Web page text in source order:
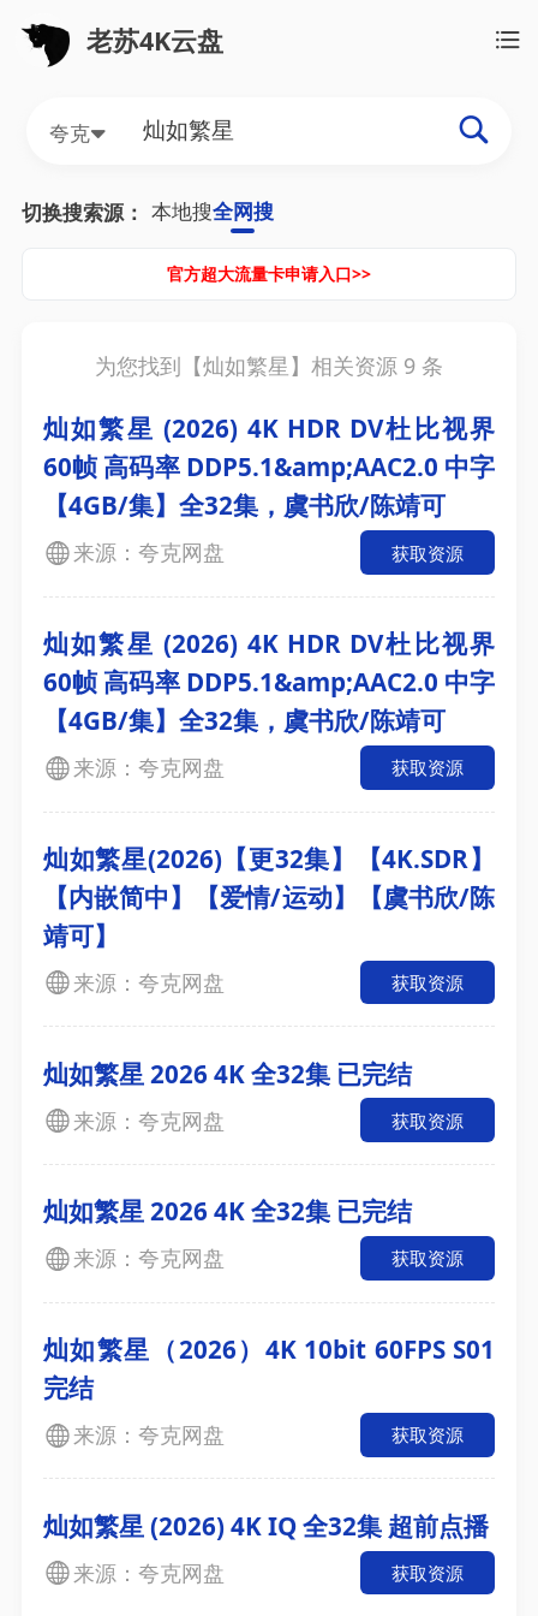
老苏4K云盘
夸克
切换搜索源： 本地搜全网搜
官方超大流量卡申请入口>>
为您找到【灿如繁星】相关资源 9 条
灿如繁星‎ (2026) 4K HDR DV杜比视界
60帧 高码率 DDP5.1&amp;AAC2.0 中字
【4GB/集】全32集，虞书欣/陈靖可
来源：夸克网盘 获取资源
灿如繁星‎ (2026) 4K HDR DV杜比视界
60帧 高码率 DDP5.1&amp;AAC2.0 中字
【4GB/集】全32集，虞书欣/陈靖可
来源：夸克网盘 获取资源
灿如繁星(2026)【更32集】【4K.SDR】
【内嵌简中】【爱情/运动】【虞书欣/陈
靖可】
来源：夸克网盘 获取资源
灿如繁星 2026 4K 全32集 已完结
来源：夸克网盘 获取资源
灿如繁星 2026 4K 全32集 已完结
来源：夸克网盘 获取资源
灿如繁星（2026）4K 10bit 60FPS S01
完结
来源：夸克网盘 获取资源
灿如繁星 (2026) 4K IQ 全32集 超前点播
来源：夸克网盘 获取资源